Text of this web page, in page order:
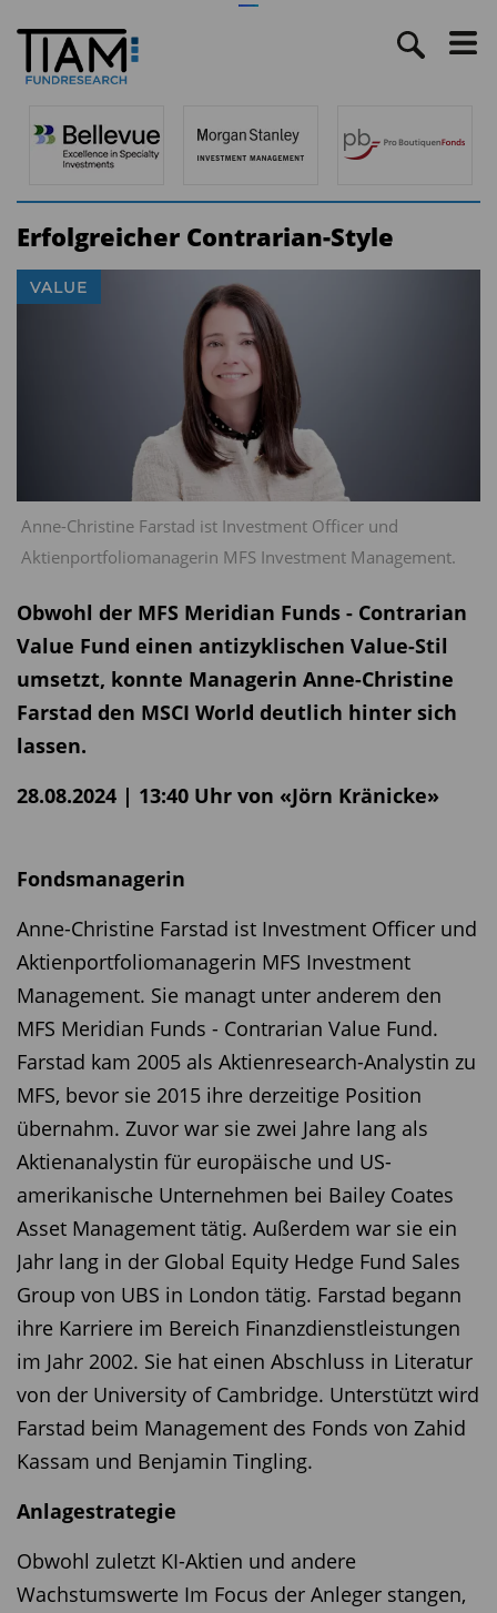
Erfolgreicher Contrarian-Style
Anne-Christine Farstad ist Investment Officer und
Aktienportfoliomanagerin MFS Investment Management.
VALUE
Obwohl der MFS Meridian Funds - Contrarian
Value Fund einen antizyklischen Value-Stil
umsetzt, konnte Managerin Anne-Christine
Farstad den MSCI World deutlich hinter sich
lassen.
28.08.2024 | 13:40 Uhr von «Jörn Kränicke»
Fondsmanagerin
Anne-Christine Farstad ist Investment Officer und
Aktienportfoliomanagerin MFS Investment
Management. Sie managt unter anderem den
MFS Meridian Funds - Contrarian Value Fund.
Farstad kam 2005 als Aktienresearch-Analystin zu
MFS, bevor sie 2015 ihre derzeitige Position
übernahm. Zuvor war sie zwei Jahre lang als
Aktienanalystin für europäische und US-
amerikanische Unternehmen bei Bailey Coates
Asset Management tätig. Außerdem war sie ein
Jahr lang in der Global Equity Hedge Fund Sales
Group von UBS in London tätig. Farstad begann
ihre Karriere im Bereich Finanzdienstleistungen
im Jahr 2002. Sie hat einen Abschluss in Literatur
von der University of Cambridge. Unterstützt wird
Farstad beim Management des Fonds von Zahid
Kassam und Benjamin Tingling.
Anlagestrategie
Obwohl zuletzt KI-Aktien und andere
Wachstumswerte Im Focus der Anleger stangen,